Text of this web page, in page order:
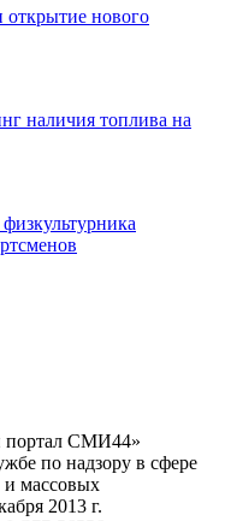
нового
наличия топлива на
портал СМИ44»
по надзору в сфере
массовых
2013 г.